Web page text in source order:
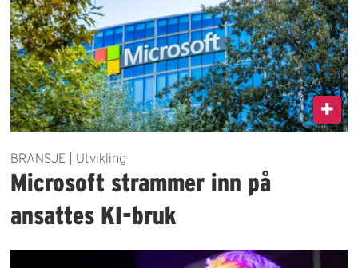
BRANSJE | Utvikling
Microsoft strammer inn på
ansattes KI-bruk